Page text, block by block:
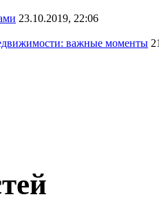
23.10.2019, 22:06
важные моменты